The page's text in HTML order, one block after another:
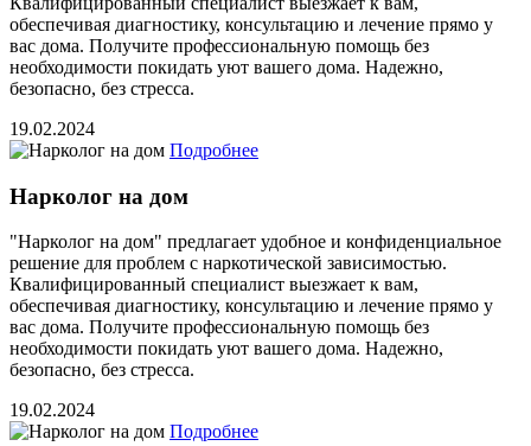
обеспечивая диагностику, консультацию и лечение прямо у
вас дома. Получите профессиональную помощь без
необходимости покидать уют вашего дома. Надежно,
безопасно, без стресса.
19.02.2024
Подробнее
Нарколог на дом
"Нарколог на дом" предлагает удобное и конфиденциальное
решение для проблем с наркотической зависимостью.
Квалифицированный специалист выезжает к вам,
обеспечивая диагностику, консультацию и лечение прямо у
вас дома. Получите профессиональную помощь без
необходимости покидать уют вашего дома. Надежно,
безопасно, без стресса.
19.02.2024
Подробнее